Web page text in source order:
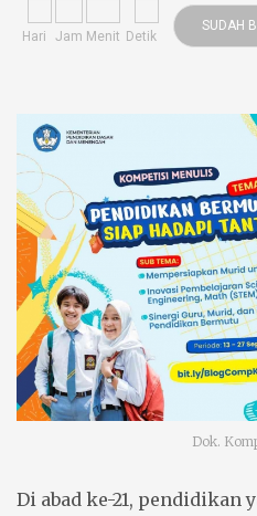
Hari Jam Menit Detik
SUDAH
Dok.
Di abad ke-21, pendidikan